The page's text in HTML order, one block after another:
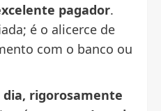
pagador.
é o alicerce de
com o banco ou
rigorosamente